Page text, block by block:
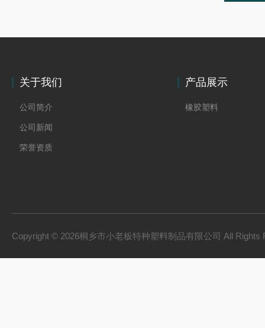
关于我们
公司简介
公司新闻
荣誉资质
产品展示
橡胶塑料
Copyright © 2026桐乡市小老板特种塑料制品有限公司 All